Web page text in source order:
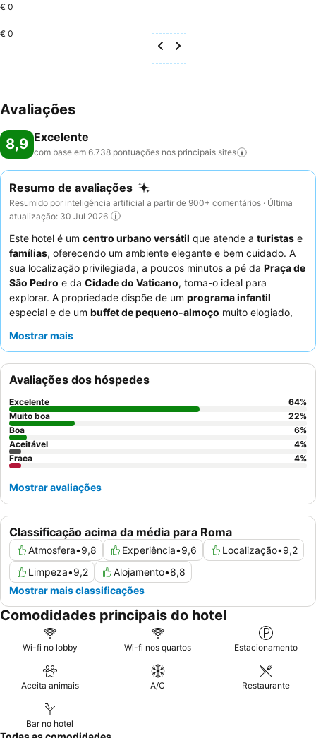
€ 0
€ 0
Avaliações
8,9 Excelente
com base em 6.738 pontuações nos principais sites
Resumo de avaliações
Resumido por inteligência artificial a partir de 900+ comentários · Última
atualização: 30 Jul 2026
Este hotel é um centro urbano versátil que atende a turistas e
famílias, oferecendo um ambiente elegante e bem cuidado. A
sua localização privilegiada, a poucos minutos a pé da Praça de
São Pedro e da Cidade do Vaticano, torna-o ideal para
explorar. A propriedade dispõe de um programa infantil
especial e de um buffet de pequeno-almoço muito elogiado,
elogiam consistentemente os
Para um toque personalizado, os hóspedes podem utilizar o
menu de almofadaspara maior conforto.
Mostrar mais
Classificação acima da média para Roma
Atmosfera•9,8 Experiência•9,6 Localização•9,2
Limpeza•9,2 Alojamento•8,8
Mostrar mais classificações
Avaliações dos hóspedes
Excelente 64%
Muito boa
22%
Boa
6%
Aceitável
4%
Fraca
4%
Mostrar avaliações
Comodidades principais do hotel
Wi-fi no lobby Wi-fi nos quartos Estacionamento
Aceita animais A/C Restaurante
Bar no hotel